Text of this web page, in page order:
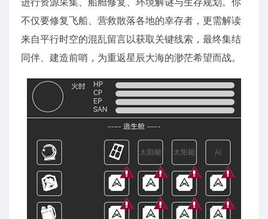
不仅要修复飞船、营救散落各地的幸存者，更需解读
来自平行时空的混乱留言以获取关键线索，最终集结
同伴、建造前哨，为重返星辰大海的渺茫希望而战。